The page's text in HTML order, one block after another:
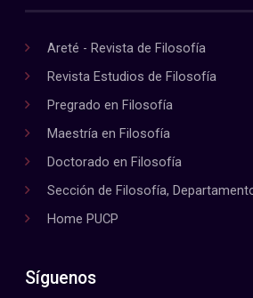
Areté - Revista de Filosofía
Revista Estudios de Filosofía
Pregrado en Filosofía
Maestría en Filosofía
Doctorado en Filosofía
Sección de Filosofía,
Home PUCP
Síguenos